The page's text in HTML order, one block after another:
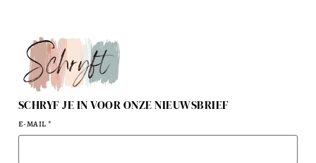
SCHRYF JE IN VOOR ONZE NIEUWSBRIEF
E-MAIL*